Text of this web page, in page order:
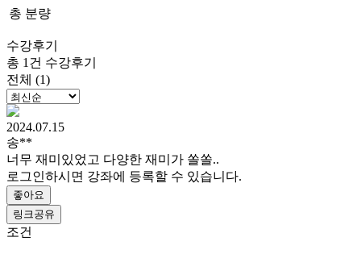
총 분량
수강후기
총 1건 수강후기
전체 (1)
2024.07.15
송**
너무 재미있었고 다양한 재미가 쏠쏠..
로그인하시면 강좌에 등록할 수 있습니다.
좋아요
링크공유
조건